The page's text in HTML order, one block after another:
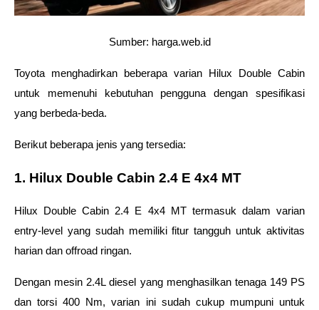
Sumber: harga.web.id
Toyota menghadirkan beberapa varian Hilux Double Cabin
untuk memenuhi kebutuhan pengguna dengan spesifikasi
yang berbeda-beda.
Berikut beberapa jenis yang tersedia:
1. Hilux Double Cabin 2.4 E 4x4 MT
Hilux Double Cabin 2.4 E 4x4 MT termasuk dalam varian
entry-level yang sudah memiliki fitur tangguh untuk aktivitas
harian dan offroad ringan.
Dengan mesin 2.4L diesel yang menghasilkan tenaga 149 PS
dan torsi 400 Nm, varian ini sudah cukup mumpuni untuk